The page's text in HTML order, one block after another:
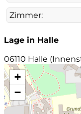
Zimmer:
Lage in Halle
06110 Halle
+
−